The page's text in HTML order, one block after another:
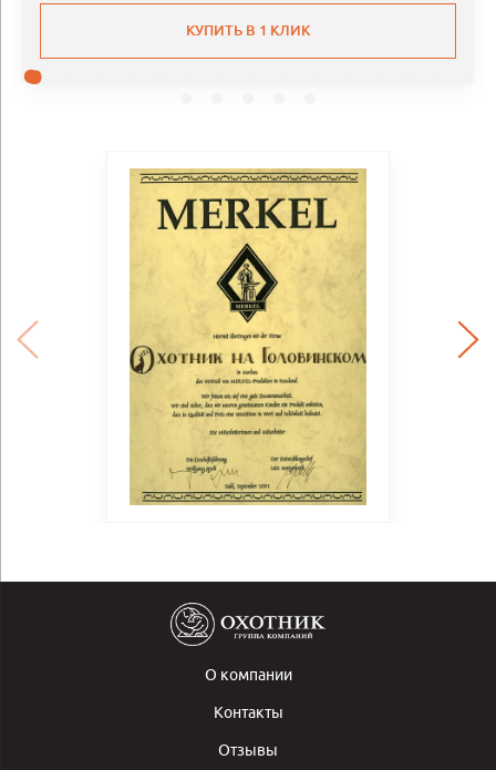
КУПИТЬ В 1 КЛИК
О компании
Контакты
Отзывы